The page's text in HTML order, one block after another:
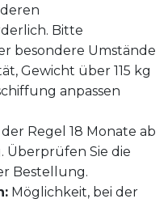
Bitte
besondere Umstände
Gewicht über 115 kg
anpassen
Regel 18 Monate ab
Sie die
Bestellung.
Möglichkeit, bei der